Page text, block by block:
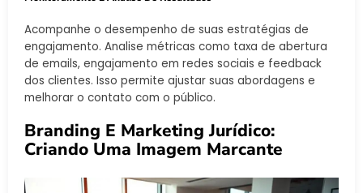
Acompanhe o desempenho de suas estratégias de
engajamento. Analise métricas como taxa de abertura
de emails, engajamento em redes sociais e feedback
dos clientes. Isso permite ajustar suas abordagens e
melhorar o contato com o público.
Branding E Marketing Jurídico:
Criando Uma Imagem Marcante